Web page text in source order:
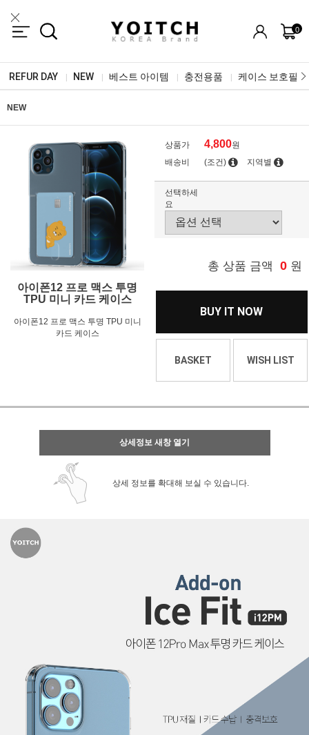
0
REFUR DAY NEW 베스트 아이템 충전용품 케이스 보호필름
NEW
아이폰12 프로 맥스 투명
TPU 미니 카드 케이스
아이폰12 프로 맥스 투명 TPU 미니
카드 케이스
상품가 4,800원
배송비
(조건) 지역별
선택하세
요
총 상품 금액 0 원
BUY IT NOW
BASKET WISH LIST
상세정보 새창 열기
상세 정보를 확대해 보실 수 있습니다.